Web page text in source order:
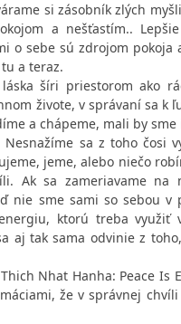
si zásobník zlých
a nešťastím..
o sebe sú zdrojom pokoja
a teraz.
šíri priestorom ako
živote, v správaní sa k
a chápeme, mali by sme
sa z toho čosi
jeme, alebo niečo
Ak sa zameriavame na
nie sme sami so sebou v
ktorú treba využiť
aj tak sama odvinie z
Nhat Hanha: Peace Is
že v správnej